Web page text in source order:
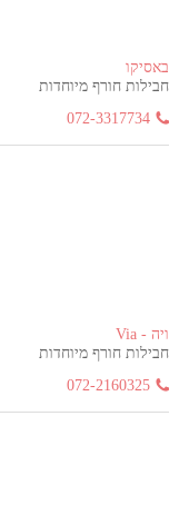
באסיקו
חבילות חורף מיוחדות
072-3317734
ויה - Via
חבילות חורף מיוחדות
072-2160325